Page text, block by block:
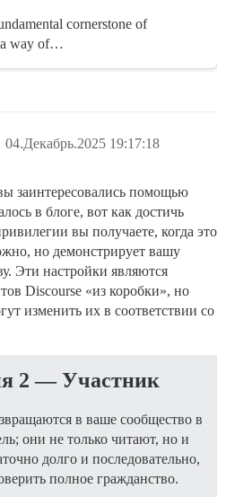
cornerstone of
a way of…
04.Декабрь.2025 19:17:18
заинтересовались помощью
в блоге, вот как достичь
вы получаете, когда это
но демонстрирует вашу
Эти настройки являются
Discourse «из коробки», но
изменить их в соответствии со
2 — Участник
в ваше сообщество в
они не только читают, но и
долго и последовательно,
полное гражданство.